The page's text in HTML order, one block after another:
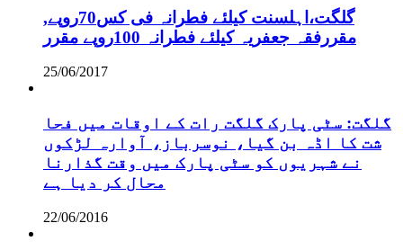
,گلگت،اہلسنت کیلئے فطرانہ فی کس70روپے
مقررفقہ جعفریہ کیلئے فطرانہ 100روپے مقرر
25/06/2017
گلگت: سٹی پارک گلگت رات کے اوقات میں فحا
شت کا اڈہ بن گیا، نوسرباز، آوارہ لڑکوں
نے شہریوں کو سٹی پارک میں وقت گذارنا
محال کر دیا ہے
22/06/2016